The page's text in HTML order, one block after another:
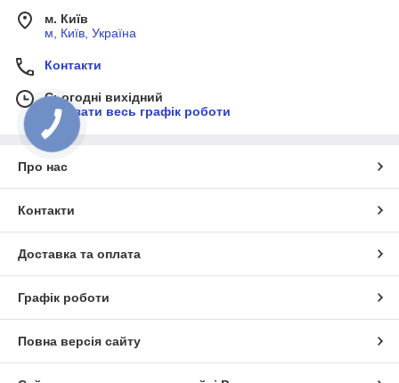
м. Київ
м, Київ, Україна
Контакти
Сьогодні вихідний
Показати весь графік роботи
Про нас
Контакти
Доставка та оплата
Графік роботи
Повна версія сайту
КНОПКА
ЗВ'ЯЗКУ